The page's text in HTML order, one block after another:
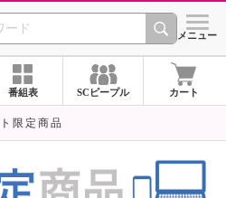
CHANNEL ショッ
メニュー
番組表 SCピープル カート
限定商品